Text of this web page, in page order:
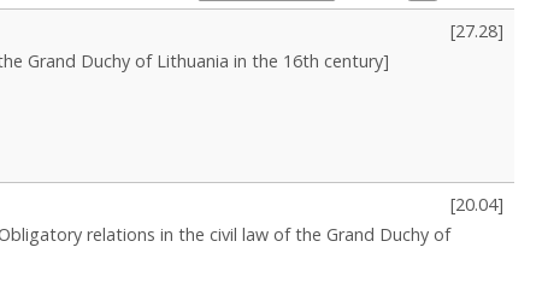
[27.28]
Grand Duchy of Lithuania in the 16th century]
[20.04]
relations in the civil law of the Grand Duchy of